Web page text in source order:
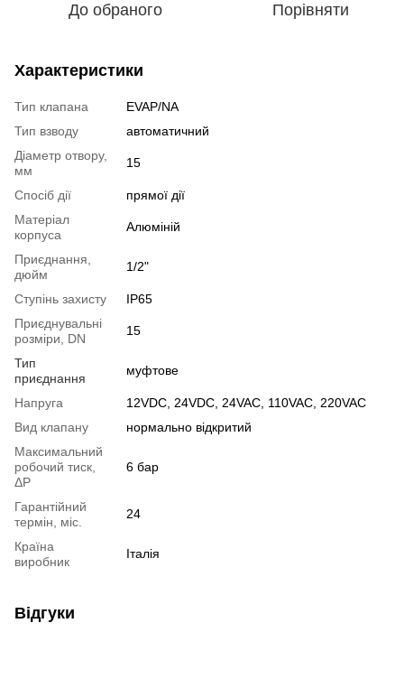
До обраного Порівняти
Характеристики
Тип клапана
EVAP/NA
Тип взводу
автоматичний
Діаметр отвору,
мм
15
Спосіб дії
прямої дії
Матеріал
корпуса
Алюміній
Приєднання,
дюйм
1/2"
Ступінь захисту
IP65
Приєднувальні
розміри, DN
15
Тип
приєднання
муфтове
Напруга
12VDC, 24VDC, 24VAC, 110VAC, 220VAC
Вид клапану
нормально відкритий
Максимальний
робочий тиск,
ΔP
6 бар
Гарантійний
термін, міс.
24
Країна
виробник
Італія
Відгуки